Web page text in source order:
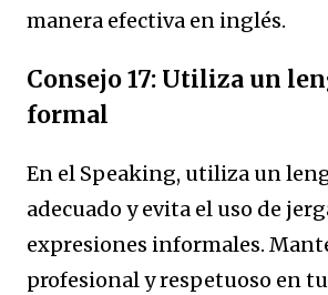
manera efectiva en inglés.
Consejo 17: Utiliza un
formal
En el Speaking, utiliza un
adecuado y evita el uso de
expresiones informales.
profesional y respetuoso en